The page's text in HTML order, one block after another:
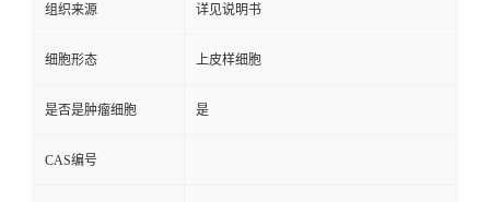
组织来源 详见说明书
细胞形态 上皮样细胞
是否是肿瘤细胞 是
CAS编号